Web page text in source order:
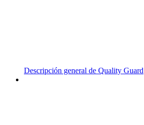
Descripción general de Quality Guard